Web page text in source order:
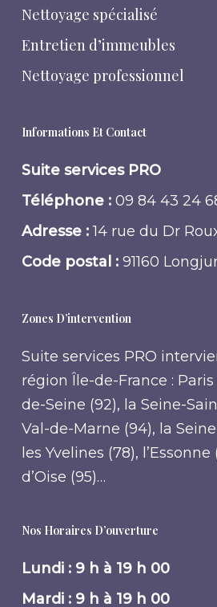
Nettoyage spécialisé
Entretien d’immeubles
Nettoyage professionnel
Informations Et Contact
Suite services PRO
Téléphone :09 84 43 24
Adresse :14 rue du Dr
Code postal : 91160
Zones D’intervention
Suite services PRO
région Île-de-France :
de-Seine (92), la Seine-
Val-de-Marne (94), la
les Yvelines (78), l’Essonne
d’Oise (95)…
Nos Horaires D’ouverture
Lundi : 9 h à 19 h 00
Mardi : 9 h à 19 h 00